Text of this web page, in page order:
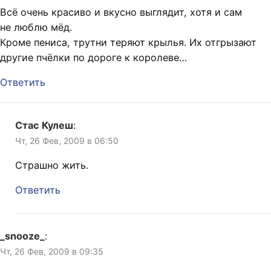
Всё очень красиво и вкусно выглядит, хотя и сам
не люблю мёд.
Кроме пениса, трутни теряют крылья. Их отгрызают
другие пчёлки по дороге к королеве…
Ответить
Стас Кулеш:
Чт, 26 Фев, 2009 в 06:50
Страшно жить.
Ответить
_snooze_ :
Чт, 26 Фев, 2009 в 09:35